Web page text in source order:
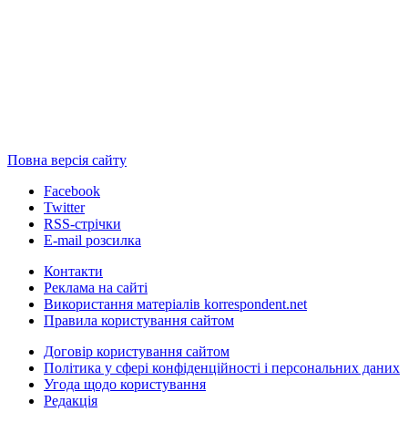
Повна версія сайту
Facebook
Twitter
RSS-стрічки
E-mail розсилка
Контакти
Реклама на сайті
Використання матеріалів korrespondent.net
Правила користування сайтом
Договір користування сайтом
Політика у сфері конфіденційності і персональних даних
Угода щодо користування
Редакція